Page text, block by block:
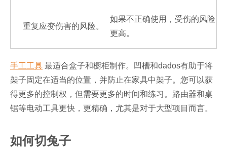
重复应变伤害的风险。
如果不正确使用，受伤的风险
更高。
手工工具 最适合盒子和橱柜制作。凹槽和dados有助于将
架子固定在适当的位置，并防止在家具中架子。您可以获
得更多的控制权，但需要更多的时间和练习。路由器和桌
锯等电动工具更快，更精确，尤其是对于大型项目而言。
如何切兔子